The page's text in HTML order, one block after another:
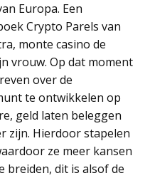
Europa. Een
Crypto Parels van
monte casino de
vrouw. Op dat moment
over de
te ontwikkelen op
geld laten beleggen
zijn. Hierdoor stapelen
ze meer kansen
breiden, dit is alsof de